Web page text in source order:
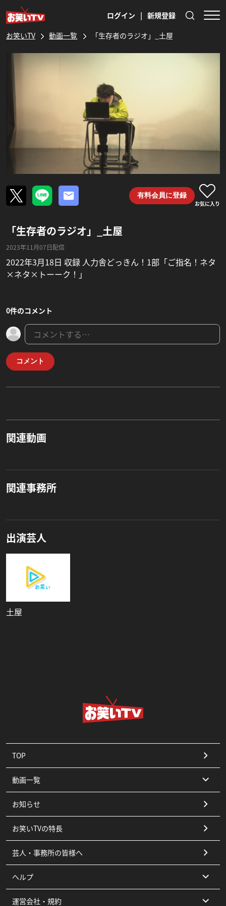
ログイン | 新規登録
お笑いTV 動画一覧 「生存者のラジオ」_土屋
有料会員に登録
お気に入り
「生存者のラジオ」_土屋
2023年11月07日配信
2022年3月18日 収録 人力舎どっきん！1部「ご指名！ネタ
×ネタ×トーーク！」
0件のコメント
コメント
関連動画
関連事務所
出演芸人
土屋
TOP
動画一覧
コント
漫才
ピン
その他
お知らせ
お笑いTVの特長
芸人・事務所の皆様へ
ヘルプ
よくある質問
運営会社・規約